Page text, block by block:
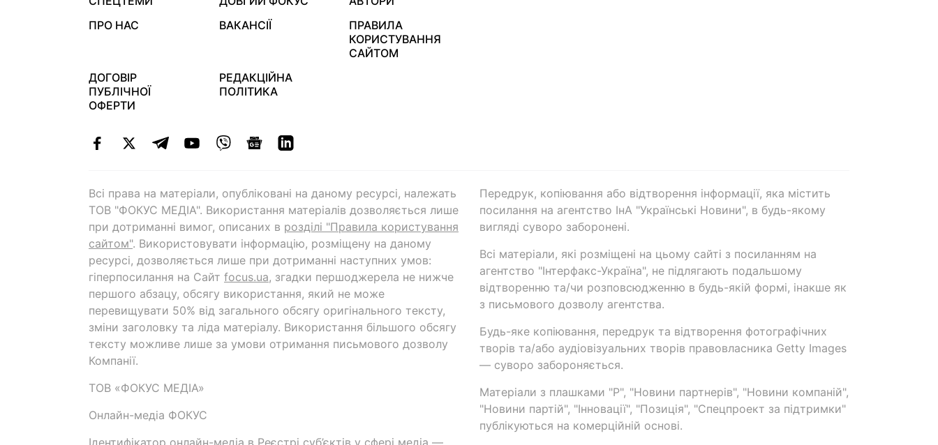
ПРО НАС
ВАКАНСІЇ
ПРАВИЛА
КОРИСТУВАННЯ
САЙТОМ
ДОГОВІР
ПУБЛІЧНОЇ
ОФЕРТИ
РЕДАКЦІЙНА
ПОЛІТИКА
Всі права на матеріали, опубліковані на даному ресурсі, належать
ТОВ "ФОКУС МЕДІА". Використання матеріалів дозволяється лише
при дотриманні вимог, описаних в розділі "Правила користування
сайтом". Використовувати інформацію, розміщену на даному
ресурсі, дозволяється лише при дотриманні наступних умов:
гіперпосилання на Cайт focus.ua, згадки першоджерела не нижче
першого абзацу, обсягу використання, який не може
перевищувати 50% від загального обсягу оригінального тексту,
зміни заголовку та ліда матеріалу. Використання більшого обсягу
тексту можливе лише за умови отримання письмового дозволу
Компанії.
ТОВ «ФОКУС МЕДІА»
Онлайн-медіа ФОКУС
Ідентифікатор онлайн-медіа в Реєстрі суб’єктів у сфері медіа —
Передрук, копіювання або відтворення інформації, яка містить
посилання на агентство ІнА "Українські Новини", в будь-якому
вигляді суворо заборонені.
Всі матеріали, які розміщені на цьому сайті з посиланням на
агентство "Інтерфакс-Україна", не підлягають подальшому
відтворенню та/чи розповсюдженню в будь-якій формі, інакше як
з письмового дозволу агентства.
Будь-яке копіювання, передрук та відтворення фотографічних
творів та/або аудіовізуальних творів правовласника Getty Images
— суворо забороняється.
Матеріали з плашками "Р", "Новини партнерів", "Новини компаній",
"Новини партій", "Інновації", "Позиція", "Спецпроект за підтримки"
публікуються на комерційній основі.